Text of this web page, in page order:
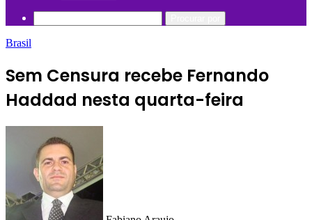
Brasil
Sem Censura recebe Fernando
Haddad nesta quarta-feira